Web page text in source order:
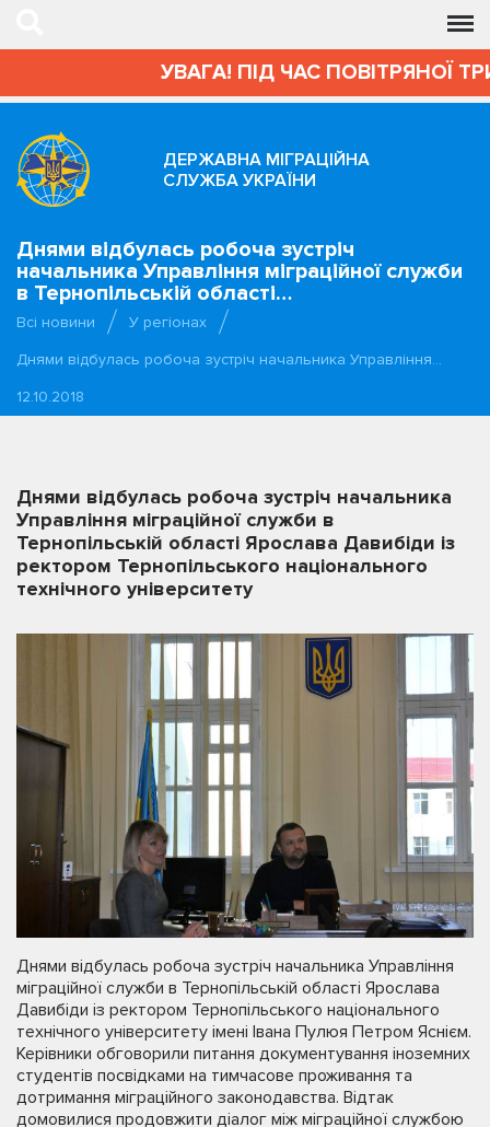
УВАГА! ПІД ЧАС ПОВІТРЯНОЇ
ДЕРЖАВНА МІГРАЦІЙНА
СЛУЖБА УКРАЇНИ
Днями відбулась робоча зустріч
начальника Управління міграційної служби
в Тернопільській області…
Всі новини
У регіонах
Днями відбулась робоча зустріч начальника Управління…
12.10.2018
Днями відбулась робоча зустріч начальника
Управління міграційної служби в
Тернопільській області Ярослава Давибіди із
ректором Тернопільського національного
технічного університету
Днями відбулась робоча зустріч начальника Управління
міграційної служби в Тернопільській області Ярослава
Давибіди із ректором Тернопільського національного
технічного університету імені Івана Пулюя Петром Яснієм.
Керівники обговорили питання документування іноземних
студентів посвідками на тимчасове проживання та
дотримання міграційного законодавства. Відтак
домовилися продовжити діалог між міграційної службою